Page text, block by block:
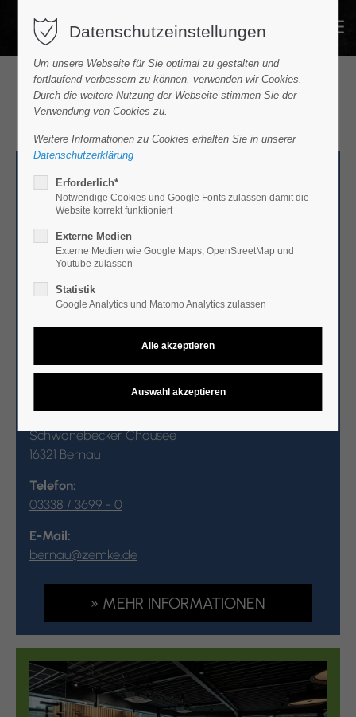
Datenschutzeinstellungen
Um unsere Webseite für Sie optimal zu gestalten und
fortlaufend verbessern zu können, verwenden wir Cookies.
Durch die weitere Nutzung der Webseite stimmen Sie der
Verwendung von Cookies zu.
Weitere Informationen zu Cookies erhalten Sie in unserer
Datenschutzerklärung
Erforderlich*
Notwendige Cookies und Google Fonts zulassen damit die
Website korrekt funktioniert
Externe Medien
Externe Medien wie Google Maps, OpenStreetMap und
Youtube zulassen
Statistik
Google Analytics und Matomo Analytics zulassen
STANDORTE DER ZEMKE GRUPPE
ZEMKE BERNAU
Adresse:
Schwanebecker Chausee
16321 Bernau
Telefon:
03338 / 3699 - 0
E-Mail:
bernau@zemke.de
» MEHR INFORMATIONEN